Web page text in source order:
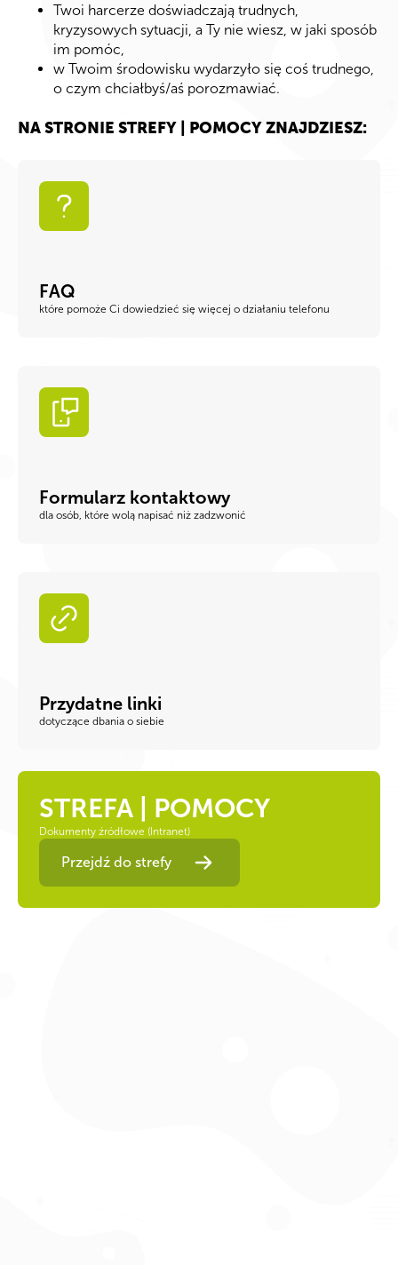
Twoi harcerze doświadczają trudnych,
kryzysowych sytuacji, a Ty nie wiesz, w jaki sposób
im pomóc,
w Twoim środowisku wydarzyło się coś trudnego,
o czym chciałbyś/aś porozmawiać.
NA STRONIE STREFY | POMOCY ZNAJDZIESZ:
FAQ
które pomoże Ci dowiedzieć się więcej o działaniu telefonu
Formularz kontaktowy
dla osób, które wolą napisać niż zadzwonić
Przydatne linki
dotyczące dbania o siebie
STREFA | POMOCY
Dokumenty źródłowe (Intranet)
Przejdź do strefy